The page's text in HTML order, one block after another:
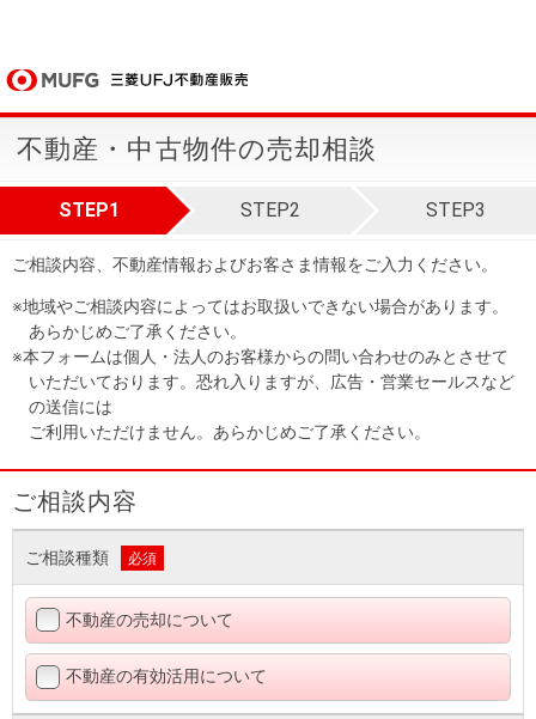
不動産・中古物件の売却相談
STEP1 STEP2 STEP3
ご相談内容、不動産情報およびお客さま情報をご入力ください。
※地域やご相談内容によってはお取扱いできない場合があります。
あらかじめご了承ください。
※本フォームは個人・法人のお客様からの問い合わせのみとさせて
いただいております。恐れ入りますが、広告・営業セールスなど
の送信には
ご利用いただけません。あらかじめご了承ください。
ご相談内容
ご相談種類 必須
不動産の売却について
不動産の有効活用について